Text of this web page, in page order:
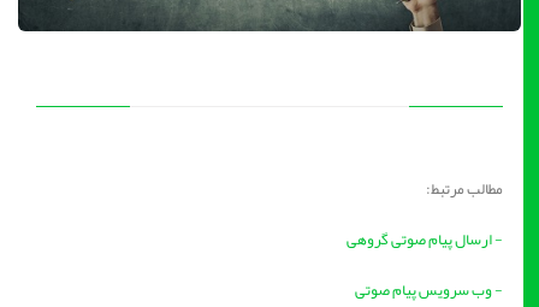
مطالب مرتبط:
- ارسال پیام صوتی گروهی
- وب سرویس پیام صوتی